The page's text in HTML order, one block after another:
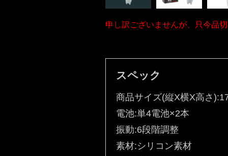
申し訳ございませんが、只今品
スペック
商品サイズ(縦X横X高さ
電池:単4電池×2本
振動:6段階調整
素材:シリコン素材